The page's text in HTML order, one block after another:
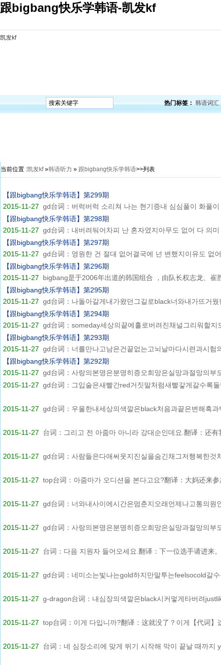
跟bigbang快乐学韩语-凯发kf
凯发kf
热门标签： 韩语词汇
当前位置 :凯发kf»韩语听力 » 跟bigbang快乐学韩语>>列表
【跟bigbang快乐学韩语】第299期
2015-11-27 gd台词：버럭버럭 소리쳐 나는 현기증내 심심풀이 화풀
【跟bigbang快乐学韩语】第298期
2015-11-27 gd台词：내버려둬어차피 난 혼자였지아무도 없어 다 의
【跟bigbang快乐学韩语】第297期
2015-11-27 gd台词：영원한 건 절대 없어결국에 넌 변했지이유도 없
【跟bigbang快乐学韩语】第296期
2015-11-27
bigbang是于2006年出道的韩国组合 ，由队长权志龙、崔
【跟bigbang快乐学韩语】第295期
2015-11-27 gd台词：나돌아갈게내가왔던그길로black너와내가뜨거웠
【跟bigbang快乐学韩语】第294期
2015-11-27 gd台词：someday세상의끝에홀로버려진채널그리워할지
【跟bigbang快乐学韩语】第293期
2015-11-27 gd台词：너를만나고남은건끝없는고뇌날마다시련과시험
【跟bigbang快乐学韩语】第292期
2015-11-27 gd台词：사랑의본명은분명히증오희망은실망과절망의부
2015-11-27 gd台词：그입술은새빨간red거짓말처럼새빨갛게갈수록
2015-11-27 gd台词：우울한내세상의색깔은black처음과끝은변해흑과
2015-11-27 台词：그리고 전 아줌마 아니라 강대순인데요.翻译：还有
2015-11-27 gd台词：사람들은다애써웃지진실을숨긴채그저행복한것
2015-11-27 top台词：아줌마가 오디션을 본다고요?翻译：大妈还来
2015-11-27 gd台词：너와내사이에시간은멈춘지오래언제나고통의원
2015-11-27 gd台词：사랑의본명은분명히증오희망은실망과절망의부
2015-11-27 台词：다음 지원자 들어오세요.翻译：下一位选手请进来
2015-11-27 gd台词：네미소는빛나는gold하지만말투는feelsocold갈
2015-11-27 g-dragon台词：내심장의색깔은black시커멓게타버려
2015-11-27 top台词：이게 다입니까?翻译：这就没了？이게【代词】
2015-11-27 台词：네 심장소리에 맞게 뛰기 시작해 막이 끝날 때까지